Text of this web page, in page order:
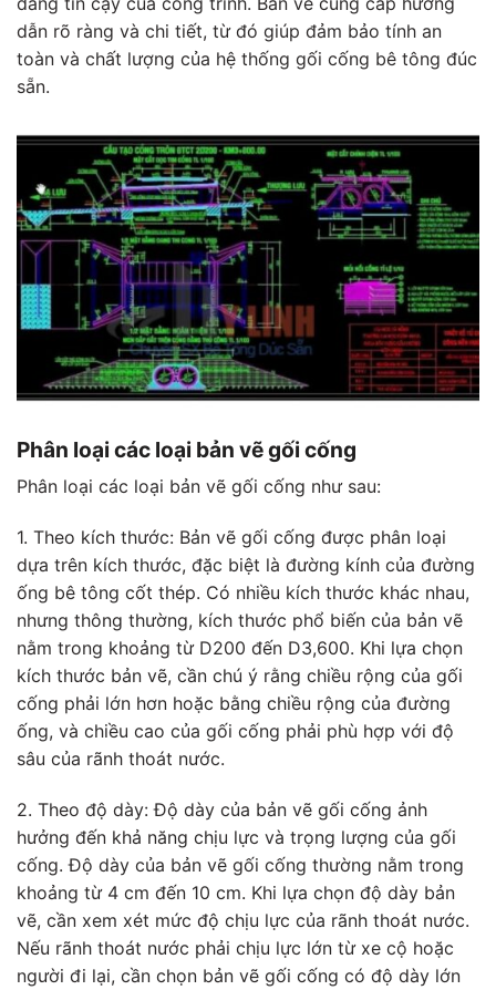
dẫn rõ ràng và chi tiết, từ đó giúp đảm bảo tính an
toàn và chất lượng của hệ thống gối cống bê tông đúc
sẵn.
Phân loại các loại bản vẽ gối cống
Phân loại các loại bản vẽ gối cống như sau:
1. Theo kích thước: Bản vẽ gối cống được phân loại
dựa trên kích thước, đặc biệt là đường kính của đường
ống bê tông cốt thép. Có nhiều kích thước khác nhau,
nhưng thông thường, kích thước phổ biến của bản vẽ
nằm trong khoảng từ D200 đến D3,600. Khi lựa chọn
kích thước bản vẽ, cần chú ý rằng chiều rộng của gối
cống phải lớn hơn hoặc bằng chiều rộng của đường
ống, và chiều cao của gối cống phải phù hợp với độ
sâu của rãnh thoát nước.
2. Theo độ dày: Độ dày của bản vẽ gối cống ảnh
hưởng đến khả năng chịu lực và trọng lượng của gối
cống. Độ dày của bản vẽ gối cống thường nằm trong
khoảng từ 4 cm đến 10 cm. Khi lựa chọn độ dày bản
vẽ, cần xem xét mức độ chịu lực của rãnh thoát nước.
Nếu rãnh thoát nước phải chịu lực lớn từ xe cộ hoặc
người đi lại, cần chọn bản vẽ gối cống có độ dày lớn